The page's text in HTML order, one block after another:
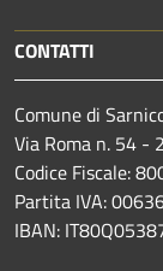
CONTATTI
Comune di
Via Roma n. 54 -
Codice Fiscale:
Partita IVA:
IBAN: